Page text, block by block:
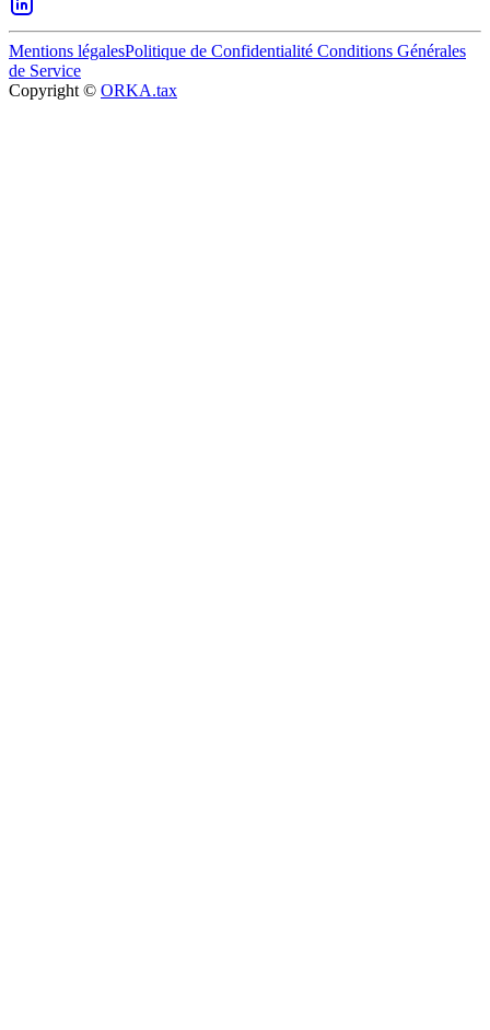
Mentions légalesPolitique de Confidentialité Conditions Générales
de Service
Copyright © ORKA.tax